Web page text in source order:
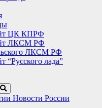
ЦК КПРФ
ЛКСМ РФ
ЛКСМ РФ
“Русского лада”
Новости России